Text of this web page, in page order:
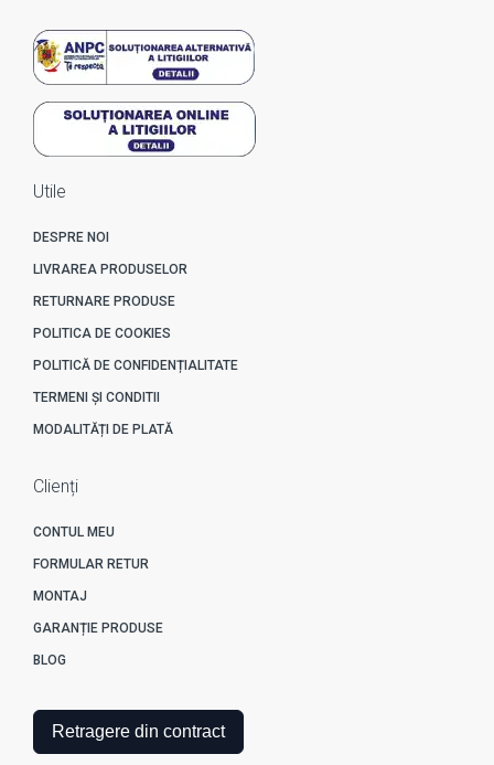
Utile
DESPRE NOI
LIVRAREA PRODUSELOR
RETURNARE PRODUSE
POLITICA DE COOKIES
POLITICĂ DE CONFIDENȚIALITATE
TERMENI ȘI CONDITII
MODALITĂȚI DE PLATĂ
Clienți
CONTUL MEU
FORMULAR RETUR
MONTAJ
GARANȚIE PRODUSE
BLOG
Retragere din contract